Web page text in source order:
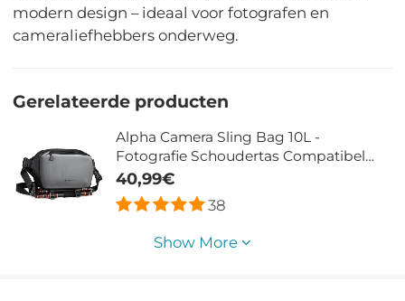
modern design – ideaal voor fotografen en
cameraliefhebbers onderweg.
Gerelateerde producten
Alpha Camera Sling Bag 10L -
Fotografie Schoudertas Compatibel
met Canon, Nikon, Sony Camera's en
DJI Mavic Drone (Grijs)
40,99€
38
Show More